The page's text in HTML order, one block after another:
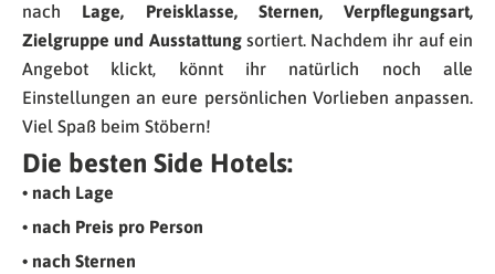
nach Lage, Preisklasse, Sternen, Verpflegungsart,
Zielgruppe und Ausstattungsortiert. Nachdem ihr auf ein
Angebot klickt, könnt ihr natürlich noch alle
Einstellungen an eure persönlichen Vorlieben anpassen.
Viel Spaß beim Stöbern!
Die besten Side Hotels:
• nach Lage
• nach Preis pro Person
• nach Sternen